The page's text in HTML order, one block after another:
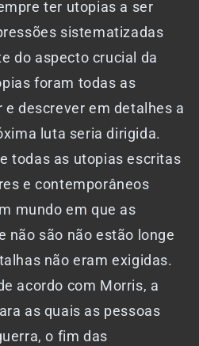
ter utopias a ser
sistematizadas
do aspecto crucial da
foram todas as
descrever em detalhes a
luta seria dirigida.
todas as utopias escritas
e contemporâneos
mundo em que as
não são não estão longe
não eram exigidas.
acordo com Morris, a
as quais as pessoas
o fim das